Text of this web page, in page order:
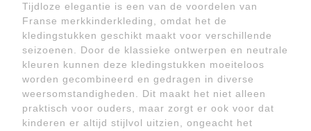
Tijdloze elegantie is een van de voordelen van
Franse merkkinderkleding, omdat het de
kledingstukken geschikt maakt voor verschillende
seizoenen. Door de klassieke ontwerpen en neutrale
kleuren kunnen deze kledingstukken moeiteloos
worden gecombineerd en gedragen in diverse
weersomstandigheden. Dit maakt het niet alleen
praktisch voor ouders, maar zorgt er ook voor dat
kinderen er altijd stijlvol uitzien, ongeacht het